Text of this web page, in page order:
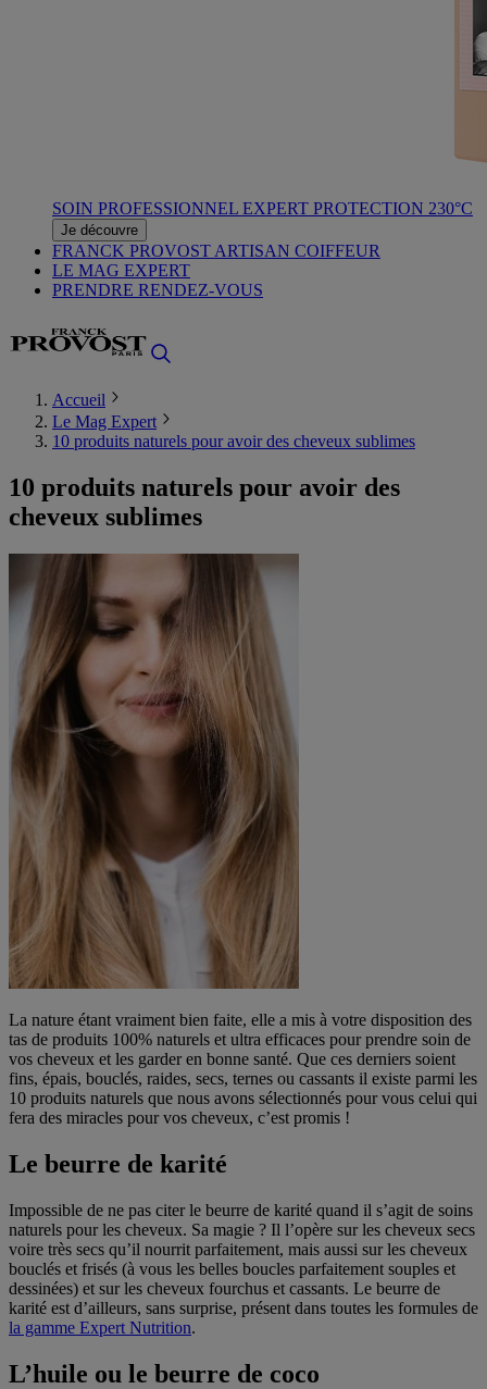
SOIN PROFESSIONNEL EXPERT PROTECTION 230°C
Je découvre
FRANCK PROVOST ARTISAN COIFFEUR
LE MAG EXPERT
PRENDRE RENDEZ-VOUS
Accueil
Le Mag Expert
10 produits naturels pour avoir des cheveux sublimes
10 produits naturels pour avoir des
cheveux sublimes
La nature étant vraiment bien faite, elle a mis à votre disposition des
tas de produits 100% naturels et ultra efficaces pour prendre soin de
vos cheveux et les garder en bonne santé. Que ces derniers soient
fins, épais, bouclés, raides, secs, ternes ou cassants il existe parmi les
10 produits naturels que nous avons sélectionnés pour vous celui qui
fera des miracles pour vos cheveux, c’est promis !
Le beurre de karité
Impossible de ne pas citer le beurre de karité quand il s’agit de soins
naturels pour les cheveux. Sa magie ? Il l’opère sur les cheveux secs
voire très secs qu’il nourrit parfaitement, mais aussi sur les cheveux
bouclés et frisés (à vous les belles boucles parfaitement souples et
dessinées) et sur les cheveux fourchus et cassants. Le beurre de
karité est d’ailleurs, sans surprise, présent dans toutes les formules de
la gamme Expert Nutrition.
L’huile ou le beurre de coco